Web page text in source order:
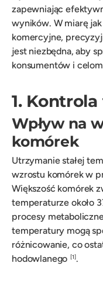
zapewniając
wyników. W miarę
komercyjne,
jest niezbędna, aby
konsumentów i
1.
Wpływ na
komórek
Utrzymanie stałej
wzrostu komórek w
Większość komórek
temperaturze około
procesy
temperatury mogą
różnicowanie, co
hodowlanego
[1].